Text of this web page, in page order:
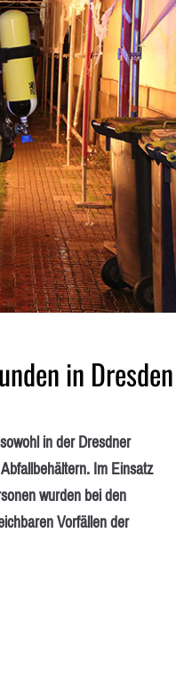
in Dresden
in der Dresdner
Im Einsatz
wurden bei den
Vorfällen der